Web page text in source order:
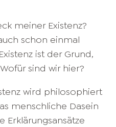
meiner Existenz?
schon einmal
ist der Grund,
sind wir hier?
wird philosophiert
menschliche Dasein
Erklärungsansätze